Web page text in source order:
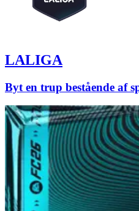
LALIGA
Byt en trup bestående af